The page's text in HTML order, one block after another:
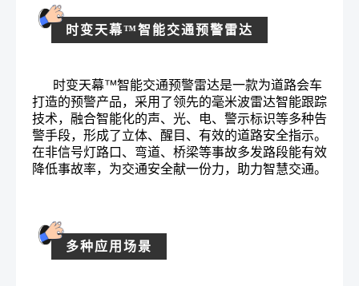
时变天幕™智能交通预警雷达
时变天幕™智能交通预警雷达是一款为道路会车
打造的预警产品，采用了领先的毫米波雷达智能跟踪
技术，融合智能化的声、光、电、警示标识等多种告
警手段，形成了立体、醒目、有效的道路安全指示。
在非信号灯路口、弯道、桥梁等事故多发路段能有效
降低事故率，为交通安全献一份力， 助力智慧交通。
多种应用场景